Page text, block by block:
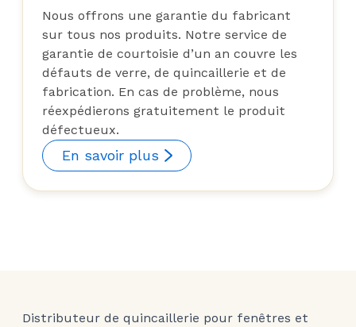
Nous offrons une garantie du fabricant
sur tous nos produits. Notre service de
garantie de courtoisie d’un an couvre les
défauts de verre, de quincaillerie et de
fabrication. En cas de problème, nous
réexpédierons gratuitement le produit
défectueux.
En savoir plus
Distributeur de quincaillerie pour fenêtres et